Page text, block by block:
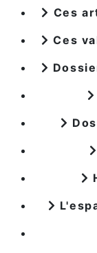
Ces
Ces